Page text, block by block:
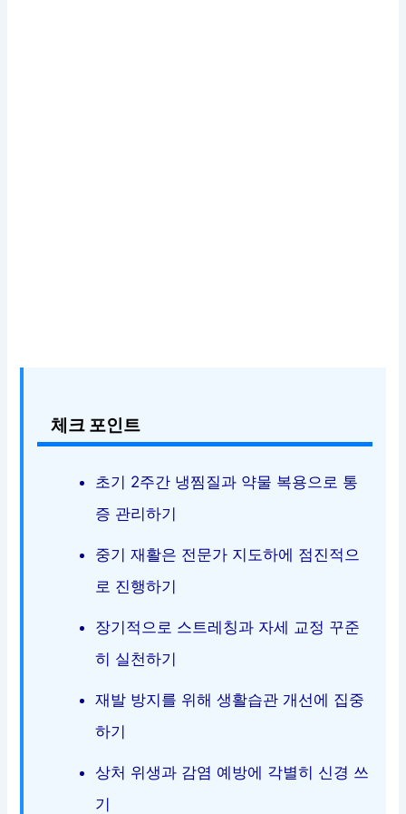
체크 포인트
초기 2주간 냉찜질과 약물 복용으로 통
증 관리하기
중기 재활은 전문가 지도하에 점진적으
로 진행하기
장기적으로 스트레칭과 자세 교정 꾸준
히 실천하기
재발 방지를 위해 생활습관 개선에 집중
하기
상처 위생과 감염 예방에 각별히 신경 쓰
기